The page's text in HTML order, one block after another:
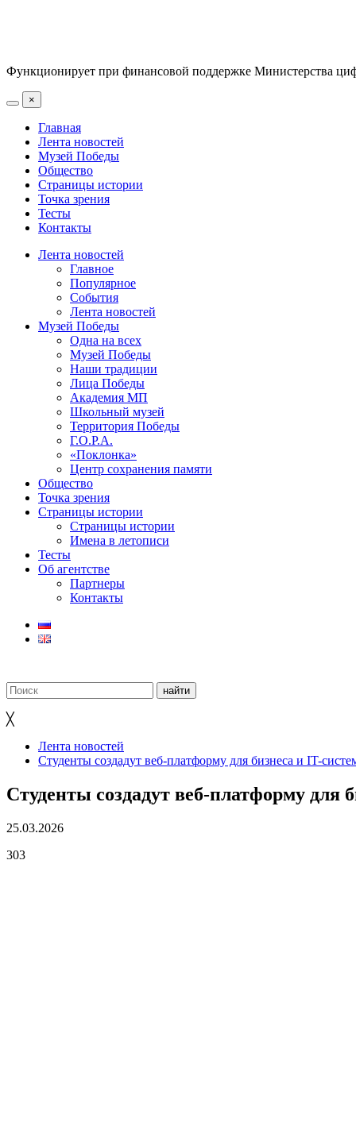
Функционирует при финансовой поддержке Министерства
×
Главная
Лента новостей
Музей Победы
Общество
Страницы истории
Точка зрения
Тесты
Контакты
Лента новостей
Главное
Популярное
События
Лента новостей
Музей Победы
Одна на всех
Музей Победы
Наши традиции
Лица Победы
Академия МП
Школьный музей
Территория Победы
Г.О.Р.А.
«Поклонка»
Центр сохранения памяти
Общество
Точка зрения
Страницы истории
Страницы истории
Имена в летописи
Тесты
Об агентстве
Партнеры
Контакты
╳
Лента новостей
Студенты создадут веб-платформу для бизнеса и IT-
Студенты создадут веб-платформу для
25.03.2026
303